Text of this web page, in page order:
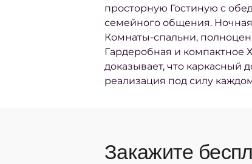
просторную Гостиную с
семейного общения.
Комнаты-спальни,
Гардеробная и компактное
доказывает, что
реализация под силу
Закажите